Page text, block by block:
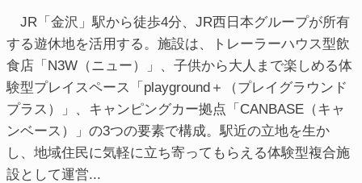
JR「金沢」駅から徒歩4分、JR西日本グループが所有
する遊休地を活用する。施設は、トレーラーハウス型飲
食店「N3W（ニュー）」、子供から大人まで楽しめる体
験型プレイスペース「playground＋（プレイグラウンド
プラス）」、キャンピングカー拠点「CANBASE（キャ
ンベース）」の3つの要素で構成。駅近の立地を生か
し、地域住民に気軽に立ち寄ってもらえる体験型複合施
設として運営...